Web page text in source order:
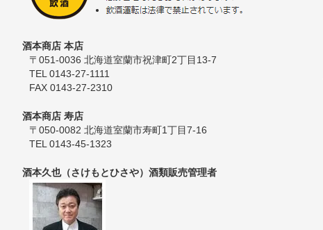
酒本商店 本店
〒051-0036 北海道室蘭市祝津町2丁目13-7
TEL 0143-27-1111
FAX 0143-27-2310
酒本商店 寿店
〒050-0082 北海道室蘭市寿町1丁目7-16
TEL 0143-45-1323
酒本久也（さけもとひさや）酒類販売管理者